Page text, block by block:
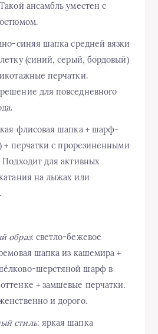
ансамбль уместен с
синяя шапка средней вязки
(синий, серый, бордовый)
перчатки.
для повседневного
флисовая шапка + шарф-
+ перчатки с прорезиненными
Подходит для активных
на лыжах или
образ: светло-бежевое
шапка из кашемира +
шерстяной шарф в
+ замшевые перчатки.
и дорого.
стиль: яркая шапка